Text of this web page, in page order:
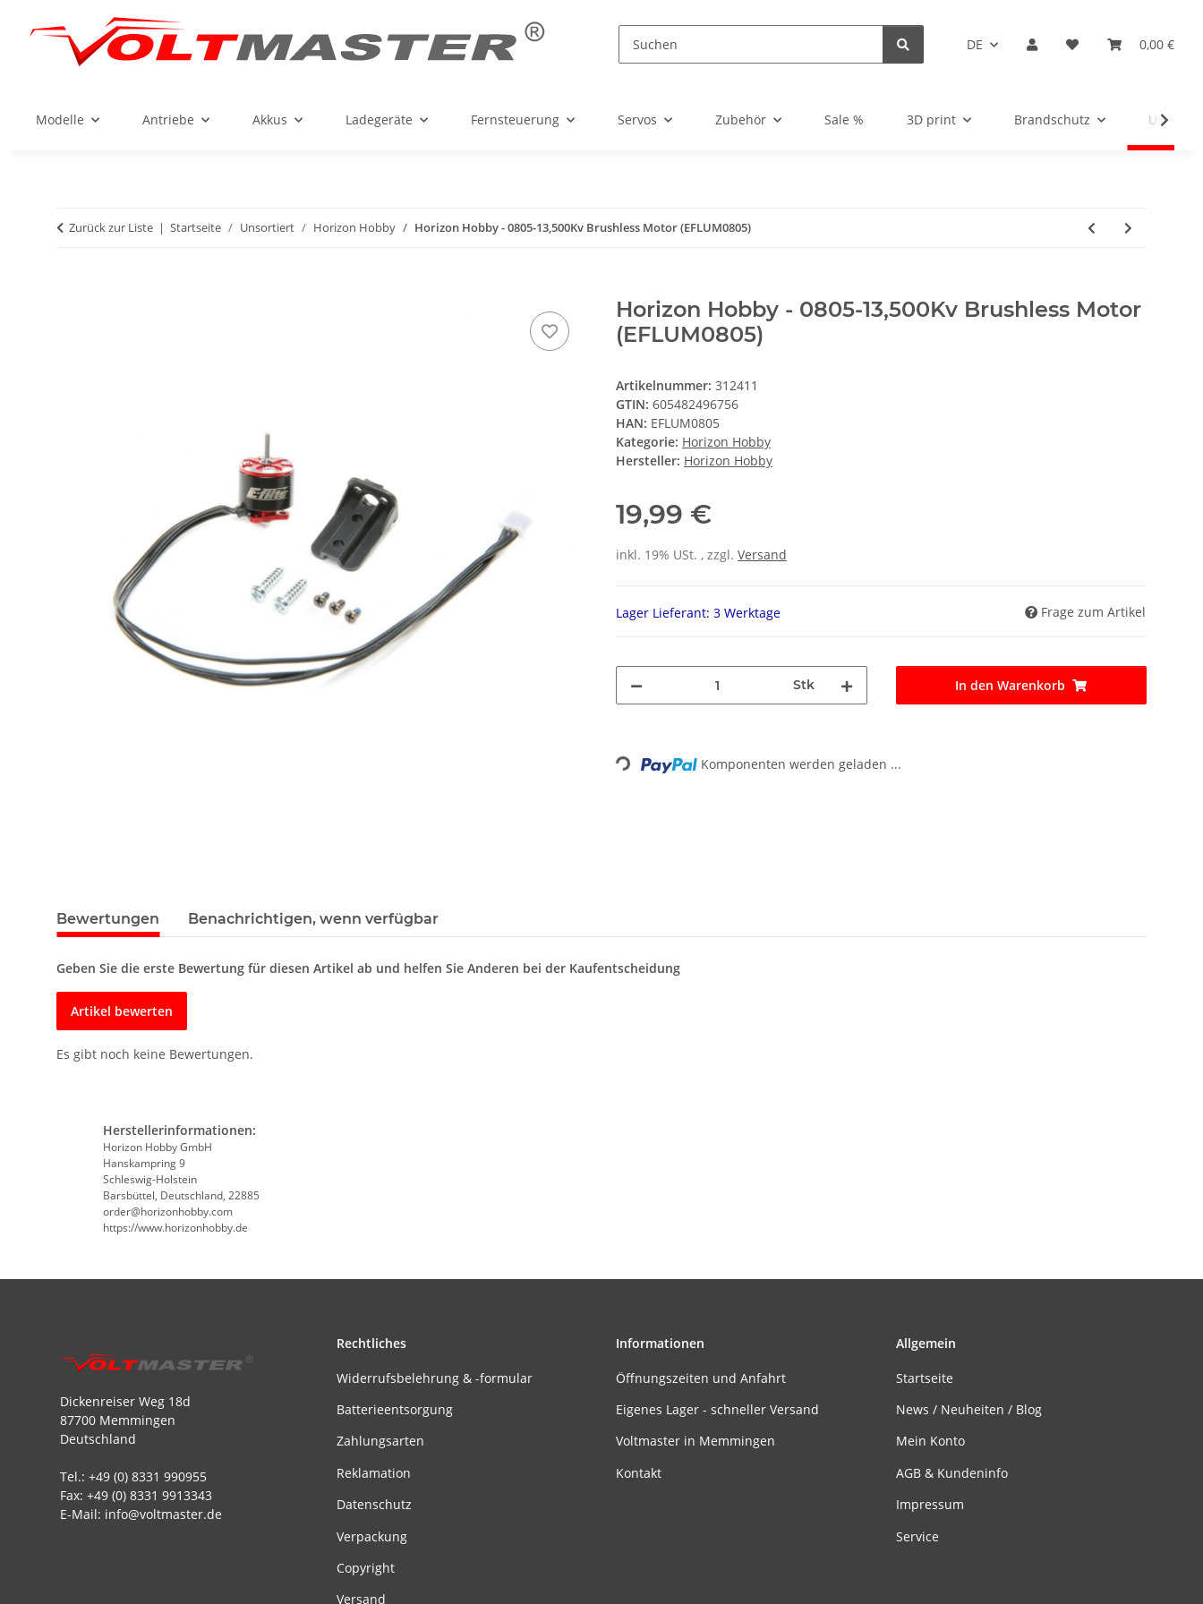
DE 0,00 €
Modelle Antriebe Akkus Ladegeräte Fernsteuerung Servos Zubehör Sale % 3D print Brandschutz
Zurück zur Liste Startseite Unsortiert Horizon Hobby Horizon Hobby - 0805-13,500Kv Brushless Motor (EFLUM0805)
Horizon Hobby - 0805-13,500Kv Brushless Motor
(EFLUM0805)
Artikelnummer: 312411
GTIN: 605482496756
HAN: EFLUM0805
Kategorie: Horizon Hobby
Hersteller: Horizon Hobby
19,99 €
inkl. 19% USt. , zzgl. Versand
Lager Lieferant: 3 Werktage Frage zum Artikel
Stk In den Warenkorb
Loading... Komponenten werden geladen ...
Bewertungen Benachrichtigen, wenn verfügbar
Geben Sie die erste Bewertung für diesen Artikel ab und helfen Sie Anderen bei der Kaufentscheidung
Artikel bewerten
Es gibt noch keine Bewertungen.
Herstellerinformationen:
Horizon Hobby GmbH
Hanskampring 9
Schleswig-Holstein
Barsbüttel, Deutschland, 22885
order@horizonhobby.com
https://www.horizonhobby.de
Dickenreiser Weg 18d
87700 Memmingen
Deutschland
Tel.: +49 (0) 8331 990955
Fax: +49 (0) 8331 9913343
E-Mail: info@voltmaster.de
Rechtliches
Widerrufsbelehrung & -formular
Batterieentsorgung
Zahlungsarten
Reklamation
Datenschutz
Verpackung
Copyright
Versand
Informationen
Öffnungszeiten und Anfahrt
Eigenes Lager - schneller Versand
Voltmaster in Memmingen
Kontakt
Allgemein
Startseite
News / Neuheiten / Blog
Mein Konto
AGB & Kundeninfo
Impressum
Service